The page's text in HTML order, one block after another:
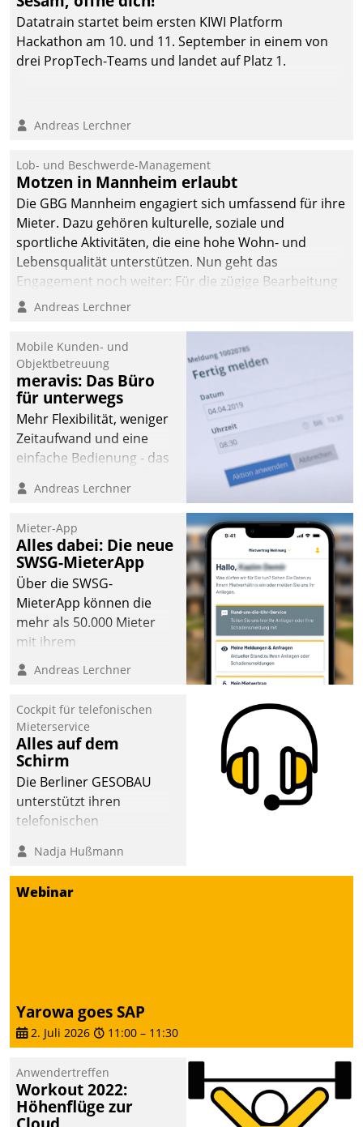
Datatrain startet beim ersten KIWI Platform
Hackathon am 10. und 11. September in einem von
drei PropTech-Teams und landet auf Platz 1.
Andreas Lerchner
Lob- und Beschwerde-Management
Motzen in Mannheim erlaubt
Die GBG Mannheim engagiert sich umfassend für ihre
Mieter. Dazu gehören kulturelle, soziale und
sportliche Aktivitäten, die eine hohe Wohn- und
Lebensqualität unterstützen. Nun geht das
Engagement noch weiter: Für die zügige Bearbeitung
von Beschwerden – oder Lob – richtet das
und Beschwerde-Management einen eigenen Kanal
ein.
Andreas Lerchner
Mobile Kunden- und
Objektbetreuung
meravis: Das Büro
für unterwegs
Mehr Flexibilität, weniger
Zeitaufwand und eine
einfache Bedienung - das
Cockpit für mobile
Datatrain. Die meravis
Wohnungsbau- und
Immobilien GmbH hat
sich dabei für den Betrieb
der Lösung über die SAP
Cloud Platform
entschieden - als erstes
Unternehmen am
Andreas Lerchner
Mieter-App
Alles dabei: Die neue
SWSG-MieterApp
Über die SWSG-
MieterApp können die
mehr als 50.000 Mieter
mit ihrem
Wohnungsunternehmen
kommunizieren, auf dem
einsehen und ändern
oder
Schadensmeldungen
abgeben – rund um die
Uhr.
Andreas Lerchner
Cockpit für telefonischen
Mieterservice
Alles auf dem
Schirm
Die Berliner GESOBAU
unterstützt ihren
telefonischen
digitalen Cockpit, das
situationsbezogen
passende Fragen und
Mietenden zügiger und
effizienter zu bearbeiten.
Nadja Hußmann
Webinar
Yarowa goes SAP
2. Juli 2026 11:00 – 11:30
Anwendertreffen
Workout 2022:
Höhenflüge zur